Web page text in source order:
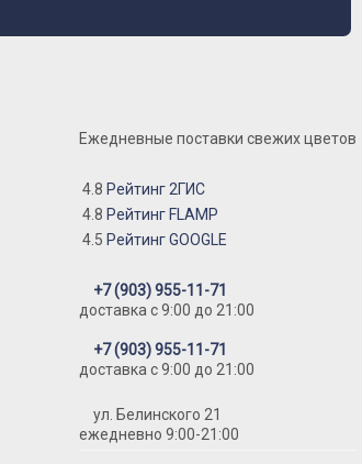
Ежедневные поставки свежих цветов
4.8 Рейтинг 2ГИС
4.8 Рейтинг FLAMP
4.5 Рейтинг GOOGLE
+7 (903) 955-11-71
доставка c 9:00 до 21:00
+7 (903) 955-11-71
доставка c 9:00 до 21:00
ул. Белинского 21
ежедневно 9:00-21:00